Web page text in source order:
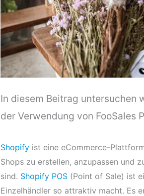
In diesem Beitrag untersuchen
der Verwendung von FooSales
Shopify ist eine eCommerce-
Shops zu erstellen, anzupassen und
sind. Shopify POS (Point of Sale) ist
Einzelhändler so attraktiv macht. Es